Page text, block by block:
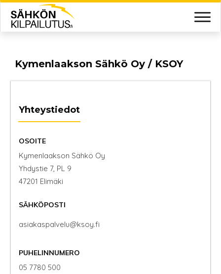
Kymenlaakson Sähkö Oy / KSOY
Yhteystiedot
OSOITE
Kymenlaakson Sähkö Oy
Yhdystie 7, PL 9
47201 Elimäki
SÄHKÖPOSTI
asiakaspalvelu@ksoy.fi
PUHELINNUMERO
05 7780 500